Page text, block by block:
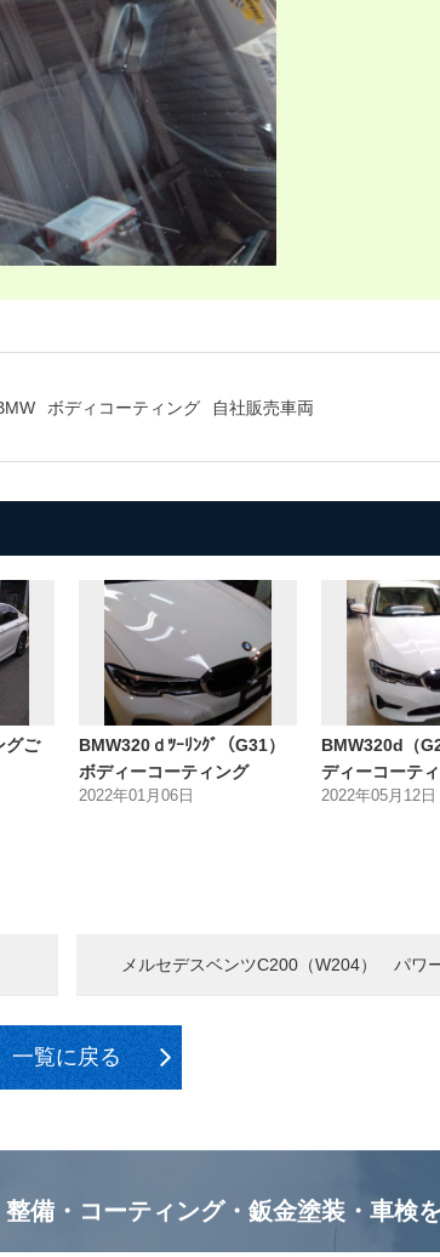
ボディコーティング 自社販売車両
グご
BMW320ｄﾂｰﾘﾝｸﾞ（G31）
ボディーコーティング
2022年01月06日
BMW320d（
ディーコーテ
2022年05月12日
メルセデスベンツC200（W204） パワ
一覧に戻る
備・コーティング・鈑金塗装・車検を